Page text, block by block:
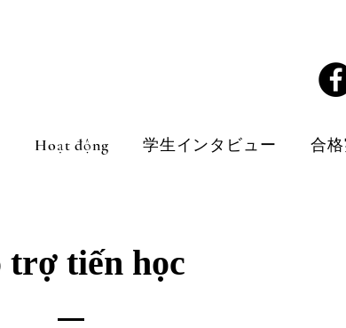
Hoạt động 学生インタビュー 合
trợ tiến học